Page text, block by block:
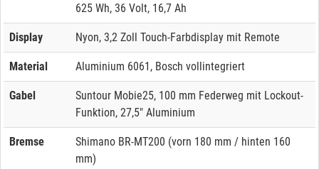
625 Wh, 36 Volt, 16,7 Ah
Display Nyon, 3,2 Zoll Touch-Farbdisplay mit Remote
Material Aluminium 6061, Bosch vollintegriert
Gabel
Suntour Mobie25, 100 mm Federweg mit Lockout-
Funktion, 27,5" Aluminium
Bremse
Shimano BR-MT200 (vorn 180 mm / hinten 160
mm)